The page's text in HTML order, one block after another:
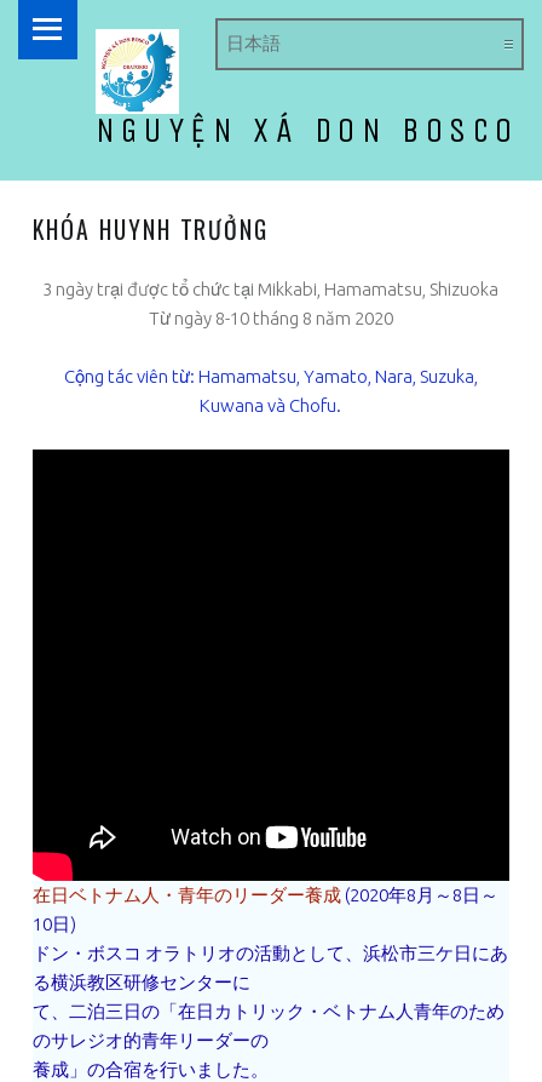
NGUYỆN XÁ DON BOSCO
KHÓA HUYNH TRƯỞNG
3 ngày trại được tổ chức tại Mikkabi, Hamamatsu, Shizuoka
Từ ngày 8-10 tháng 8 năm 2020
Cộng tác viên từ: Hamamatsu, Yamato, Nara, Suzuka,
Kuwana và Chofu.
在日ベトナム人・青年のリーダー養成(2020年8月～8日～
10日)
ドン・ボスコ オラトリオの活動として、浜松市三ケ日にあ
る横浜教区研修センターに
て、二泊三日の「在日カトリック・ベトナム人青年のため
のサレジオ的青年リーダーの
養成」の合宿を行いました。